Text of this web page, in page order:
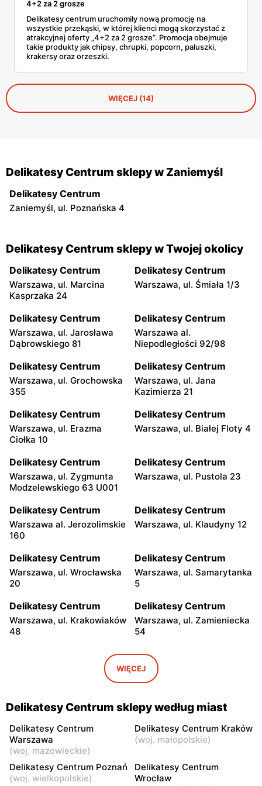
4+2 za 2 grosze
Delikatesy centrum uruchomiły nową promocję na
wszystkie przekąski, w której klienci mogą skorzystać z
atrakcyjnej oferty „4+2 za 2 grosze”. Promocja obejmuje
takie produkty jak chipsy, chrupki, popcorn, paluszki,
krakersy oraz orzeszki.
WIĘCEJ (14)
Delikatesy Centrum sklepy w Zaniemyśl
Delikatesy Centrum
Zaniemyśl, ul. Poznańska 4
Delikatesy Centrum sklepy w Twojej okolicy
Delikatesy Centrum
Warszawa, ul. Marcina
Kasprzaka 24
Delikatesy Centrum
Warszawa, ul. Śmiała 1/3
Delikatesy Centrum
Warszawa, ul. Jarosława
Dąbrowskiego 81
Delikatesy Centrum
Warszawa al.
Niepodległości 92/98
Delikatesy Centrum
Warszawa, ul. Grochowska
355
Delikatesy Centrum
Warszawa, ul. Jana
Kazimierza 21
Delikatesy Centrum
Warszawa, ul. Erazma
Ciołka 10
Delikatesy Centrum
Warszawa, ul. Białej Floty 4
Delikatesy Centrum
Warszawa, ul. Zygmunta
Modzelewskiego 63 U001
Delikatesy Centrum
Warszawa, ul. Pustola 23
Delikatesy Centrum
Warszawa al. Jerozolimskie
160
Delikatesy Centrum
Warszawa, ul. Klaudyny 12
Delikatesy Centrum
Warszawa, ul. Wrocławska
20
Delikatesy Centrum
Warszawa, ul. Samarytanka
5
Delikatesy Centrum
Warszawa, ul. Krakowiaków
48
Delikatesy Centrum
Warszawa, ul. Zamieniecka
54
Delikatesy Centrum
Warszawa, ul. Franciszka
Kawy 44
Delikatesy Centrum
Warszawa, ul. Kłobucka 8b
Delikatesy Centrum
Warszawa, ul. Béli Bartóka
8
Delikatesy Centrum
Warszawa, ul. Dzieci
Warszawy 40a
Warszawa, ul. Starodęby 8
WIĘCEJ
Delikatesy Centrum sklepy według miast
Delikatesy Centrum
Warszawa
(woj. mazowieckie)
Delikatesy Centrum Kraków
(woj. małopolskie)
Delikatesy Centrum Poznań
(woj. wielkopolskie)
Delikatesy Centrum
Wrocław